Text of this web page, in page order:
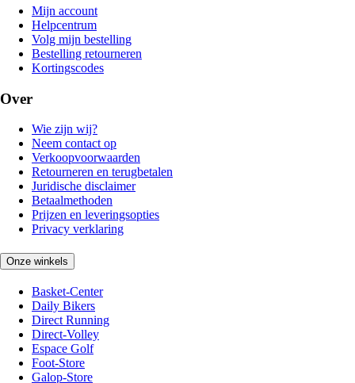
Mijn account
Helpcentrum
Volg mijn bestelling
Bestelling retourneren
Kortingscodes
Over
Wie zijn wij?
Neem contact op
Verkoopvoorwaarden
Retourneren en terugbetalen
Juridische disclaimer
Betaalmethoden
Prijzen en leveringsopties
Privacy verklaring
Onze winkels
Basket-Center
Daily Bikers
Direct Running
Direct-Volley
Espace Golf
Foot-Store
Galop-Store